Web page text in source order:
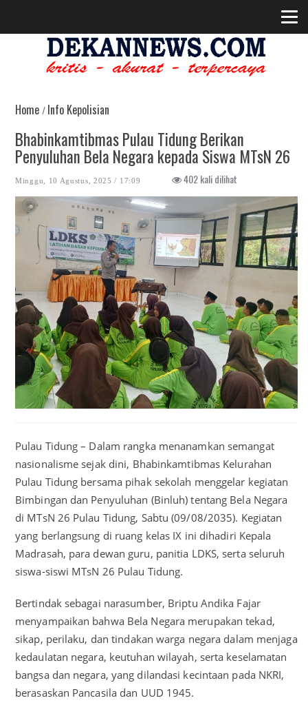
Home/Info Kepolisian
Bhabinkamtibmas Pulau Tidung Berikan
Penyuluhan Bela Negara kepada Siswa MTsN 26
Minggu, 10 Agustus, 2025 / 17:09 402 kali dilihat
Pulau Tidung – Dalam rangka menanamkan semangat
nasionalisme sejak dini, Bhabinkamtibmas Kelurahan
Pulau Tidung bersama pihak sekolah menggelar kegiatan
Bimbingan dan Penyuluhan (Binluh) tentang Bela Negara
di MTsN 26 Pulau Tidung, Sabtu (09/08/2035). Kegiatan
yang berlangsung di ruang kelas IX ini dihadiri Kepala
Madrasah, para dewan guru, panitia LDKS, serta seluruh
siswa-siswi MTsN 26 Pulau Tidung.
Bertindak sebagai narasumber, Briptu Andika Fajar
menyampaikan bahwa Bela Negara merupakan tekad,
sikap, perilaku, dan tindakan warga negara dalam menjaga
kedaulatan negara, keutuhan wilayah, serta keselamatan
bangsa dan negara, yang dilandasi kecintaan pada NKRI,
berasaskan Pancasila dan UUD 1945.